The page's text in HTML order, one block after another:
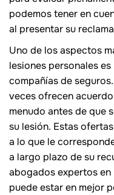
podemos tener en
al presentar su
Uno de los aspectos
lesiones personales
compañías de
veces ofrecen
menudo antes de que
su lesión. Estas
a lo que le
a largo plazo de su
abogados expertos en
puede estar en mejor